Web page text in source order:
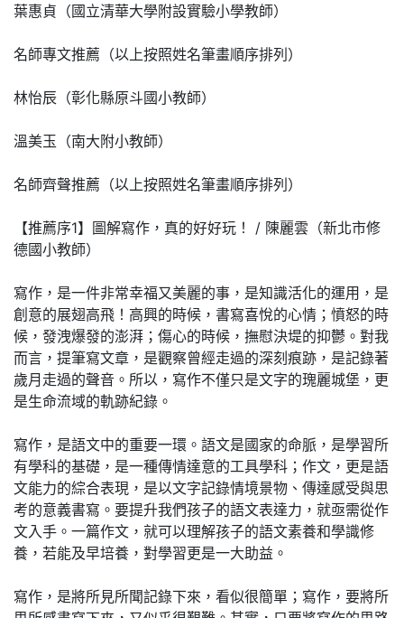
葉惠貞（國立清華大學附設實驗小學教師）
名師專文推薦（以上按照姓名筆畫順序排列）
林怡辰（彰化縣原斗國小教師）
溫美玉（南大附小教師）
名師齊聲推薦（以上按照姓名筆畫順序排列）
【推薦序1】圖解寫作，真的好好玩！ / 陳麗雲（新北市修
德國小教師）
寫作，是一件非常幸福又美麗的事，是知識活化的運用，是
創意的展翅高飛！高興的時候，書寫喜悅的心情；憤怒的時
候，發洩爆發的澎湃；傷心的時候，撫慰決堤的抑鬱。對我
而言，提筆寫文章，是觀察曾經走過的深刻痕跡，是記錄著
歲月走過的聲音。所以，寫作不僅只是文字的瑰麗城堡，更
是生命流域的軌跡紀錄。
寫作，是語文中的重要一環。語文是國家的命脈，是學習所
有學科的基礎，是一種傳情達意的工具學科；作文，更是語
文能力的綜合表現，是以文字記錄情境景物、傳達感受與思
考的意義書寫。要提升我們孩子的語文表達力，就亟需從作
文入手。一篇作文，就可以理解孩子的語文素養和學識修
養，若能及早培養，對學習更是一大助益。
寫作，是將所見所聞記錄下來，看似很簡單；寫作，要將所